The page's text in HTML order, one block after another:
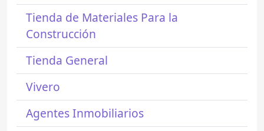
Tienda de Materiales Para la
Construcción
Tienda General
Vivero
Agentes Inmobiliarios